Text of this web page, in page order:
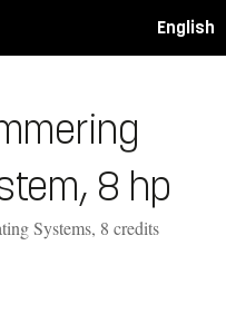
English
8 hp
Systems, 8 credits